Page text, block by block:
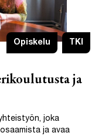
Opiskelu
TKI
ja
joka
ja avaa